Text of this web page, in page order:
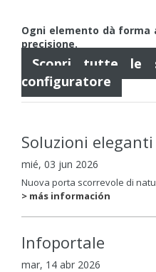
Ogni elemento dà forma
precisione.
Scopri tutte le
configuratore
Soluzioni
mié, 03 jun 2026
Nuova porta scorrevole di
> más información
Infoportale
mar, 14 abr 2026